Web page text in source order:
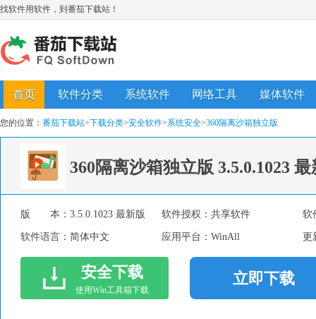
找软件用软件，到番茄下载站！
首页 软件分类 系统软件 网络工具 媒体软件
您的位置： 番茄下载站>下载分类>安全软件>系统安全>360隔离沙箱独立版
360隔离沙箱独立版 3.5.0.1023
版 本： 3.5.0.1023 最新版 软件授权： 共享软件 软
软件语言： 简体中文 应用平台： WinAll 更
安全下载
使用Win工具箱下载
立即下载